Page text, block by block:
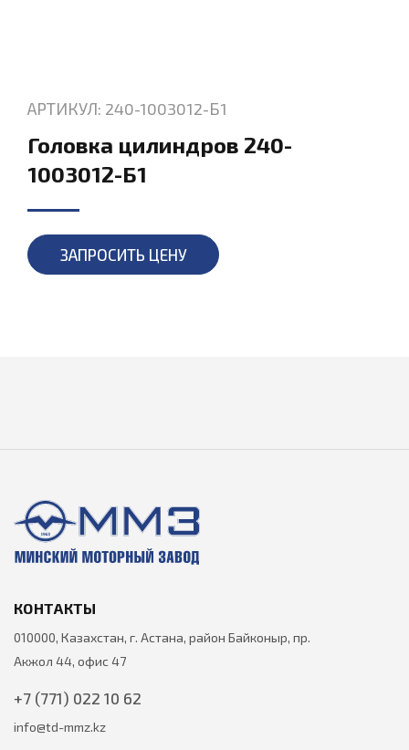
АРТИКУЛ: 240-1003012-Б1
Головка цилиндров 240-
1003012-Б1
ЗАПРОСИТЬ ЦЕНУ
КОНТАКТЫ
010000, Казахстан, г. Астана, район Байконыр, пр.
Акжол 44, офис 47
+7 (771) 022 10 62
info@td-mmz.kz